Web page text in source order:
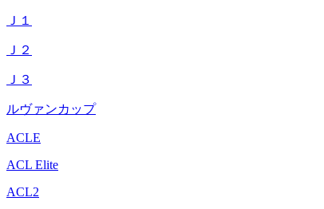
Ｊ１
Ｊ２
Ｊ３
ルヴァンカップ
ACLE
ACL Elite
ACL2